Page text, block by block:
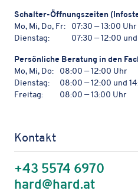
Schal­ter-Öffnungs­zei­ten
Mo, Mi, Do, Fr:
07:30 — 13:00 Uhr
Dienstag:
07:30 — 12:00
Persön­li­che Bera­tung in den
Mo, Mi, Do:
08:00 — 12:00 Uhr
Dienstag:
08:00 — 12:00 und
Freitag:
08:00 — 13:00 Uhr
Kontakt
+43 5574 6970
hard@hard.at